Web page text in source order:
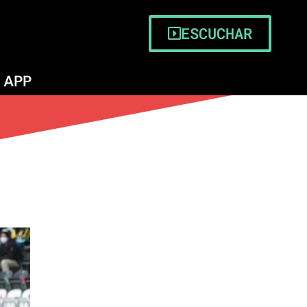
ESCUCHAR
APP